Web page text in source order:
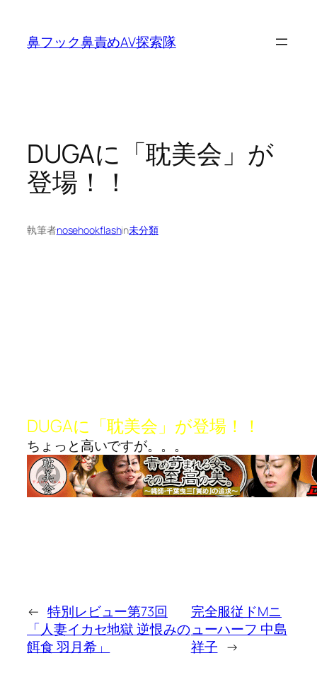
鼻フック鼻責めAV探索隊
DUGAに「耽美会」が
登場！！
執筆者nosehookflashin未分類
DUGAに「耽美会」が登場！！
ちょっと高いですが。。。
← 特別レビュー第73回
「人妻イカセ地獄 逆恨みの
餌食 羽月希」
完全服従ドMニ
ューハーフ 中島
祥子 →